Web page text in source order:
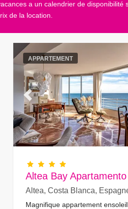
a un calendrier de disponibilité
de la location.
APPARTEMENT
Previous
Altea Bay Apartamento
Altea, Costa Blanca,
Magnifique appartement